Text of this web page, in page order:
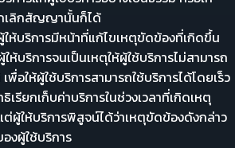
เลิกสัญญานั้นก็ได้
รมีหน้าที่แก้ไขเหตุขัดข้องที่เกิดขึ้น
ห้บริการจนเป็นเหตุให้ผู้ใช้บริการไม่สามารถ
พื่อให้ผู้ใช้บริการสามารถใช้บริการได้โดยเร็ว
เรียกเก็บค่าบริการในช่วงเวลาที่เกิดเหตุ
ผู้ให้บริการพิสูจน์ได้ว่าเหตุขัดข้องดังกล่าว
งผู้ใช้บริการ